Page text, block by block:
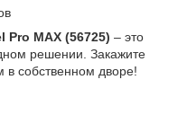
Pro MAX (56725) – это
решении. Закажите
в собственном дворе!